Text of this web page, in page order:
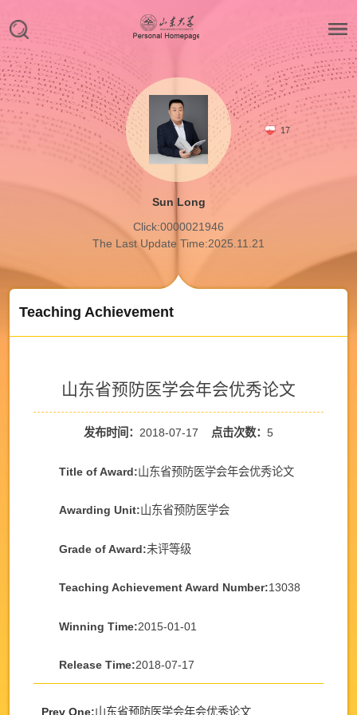
17
Sun Long
Click:0000021946
The Last Update Time:2025.11.21
Teaching Achievement
山东省预防医学会年会优秀论文
发布时间： 2018-07-17 点击次数： 5
Title of Award:山东省预防医学会年会优秀论文
Awarding Unit:山东省预防医学会
Grade of Award:未评等级
Teaching Achievement Award Number:13038
Winning Time:2015-01-01
Release Time:2018-07-17
Prev One:山东省预防医学会年会优秀论文